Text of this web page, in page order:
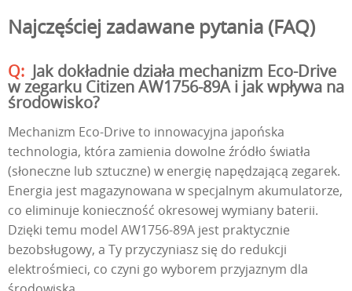
Najczęściej zadawane pytania (FAQ)
Jak dokładnie działa mechanizm Eco-Drive
w zegarku Citizen AW1756-89A i jak wpływa na
środowisko?
Mechanizm Eco-Drive to innowacyjna japońska
technologia, która zamienia dowolne źródło światła
(słoneczne lub sztuczne) w energię napędzającą zegarek.
Energia jest magazynowana w specjalnym akumulatorze,
co eliminuje konieczność okresowej wymiany baterii.
Dzięki temu model AW1756-89A jest praktycznie
bezobsługowy, a Ty przyczyniasz się do redukcji
elektrośmieci, co czyni go wyborem przyjaznym dla